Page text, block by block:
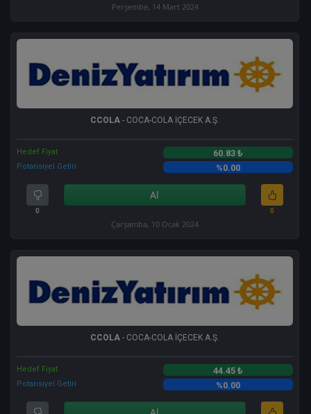
Perşembe, 14 Mart 2024
CCOLA - COCA-COLA İÇECEK A.Ş.
Hedef Fiyat 60.83 ₺
Potansiyel Getiri %0.00
0
Al
0
Çarşamba, 10 Ocak 2024
CCOLA - COCA-COLA İÇECEK A.Ş.
Hedef Fiyat 44.45 ₺
Potansiyel Getiri %0.00